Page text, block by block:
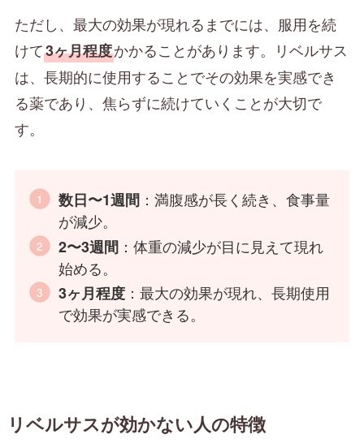
ただし、最大の効果が現れるまでには、服用を続
けて3ヶ月程度かかることがあります。リベルサス
は、長期的に使用することでその効果を実感でき
る薬であり、焦らずに続けていくことが大切で
す。
数日〜1週間：満腹感が長く続き、食事量
が減少。
2〜3週間：体重の減少が目に見えて現れ
始める。
3ヶ月程度：最大の効果が現れ、長期使用
で効果が実感できる。
リベルサスが効かない人の特徴